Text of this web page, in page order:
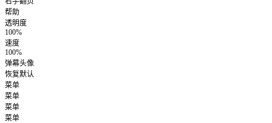
帮助
透明度
100%
速度
100%
弹幕头像
恢复默认
菜单
菜单
菜单
菜单